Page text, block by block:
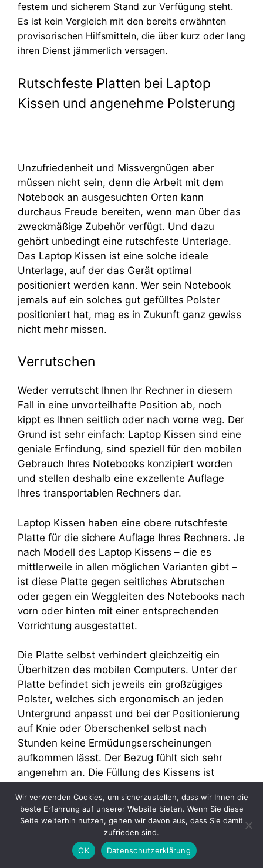
festem und sicherem Stand zur Verfügung steht.
Es ist kein Vergleich mit den bereits erwähnten
provisorischen Hilfsmitteln, die über kurz oder lang
ihren Dienst jämmerlich versagen.
Rutschfeste Platten bei Laptop
Kissen und angenehme Polsterung
Unzufriedenheit und Missvergnügen aber
müssen nicht sein, denn die Arbeit mit dem
Notebook an ausgesuchten Orten kann
durchaus Freude bereiten, wenn man über das
zweckmäßige Zubehör verfügt. Und dazu
gehört unbedingt eine rutschfeste Unterlage.
Das Laptop Kissen ist eine solche ideale
Unterlage, auf der das Gerät optimal
positioniert werden kann. Wer sein Notebook
jemals auf ein solches gut gefülltes Polster
positioniert hat, mag es in Zukunft ganz gewiss
nicht mehr missen.
Verrutschen
Weder verrutscht Ihnen Ihr Rechner in diesem
Fall in eine unvorteilhafte Position ab, noch
kippt es Ihnen seitlich oder nach vorne weg. Der
Grund ist sehr einfach: Laptop Kissen sind eine
geniale Erfindung, sind speziell für den mobilen
Gebrauch Ihres Notebooks konzipiert worden
und stellen deshalb eine exzellente Auflage
Ihres transportablen Rechners dar.
Laptop Kissen haben eine obere rutschfeste
Platte für die sichere Auflage Ihres Rechners. Je
nach Modell des Laptop Kissens – die es
mittlerweile in allen möglichen Varianten gibt –
ist diese Platte gegen seitliches Abrutschen
oder gegen ein Weggleiten des Notebooks nach
vorn oder hinten mit einer entsprechenden
Vorrichtung ausgestattet.
Die Platte selbst verhindert gleichzeitig ein
Überhitzen des mobilen Computers. Unter der
Platte befindet sich jeweils ein großzügiges
Polster, welches sich ergonomisch an jeden
Untergrund anpasst und bei der Positionierung
auf Knie oder Oberschenkel selbst nach
Stunden keine Ermüdungserscheinungen
aufkommen lässt. Der Bezug fühlt sich sehr
angenehm an. Die Füllung des Kissens ist
besteht sie aus kleinen Styropor- oder Mikro-
Perlen. Denkbar sind aber auch andere
Tragegefühl
Wir verwenden Cookies, um sicherzustellen, dass wir Ihnen die
beste Erfahrung auf unserer Website bieten. Wenn Sie diese
Seite weiterhin nutzen, gehen wir davon aus, dass Sie damit
zufrieden sind.
OK
Datenschutzerklärung